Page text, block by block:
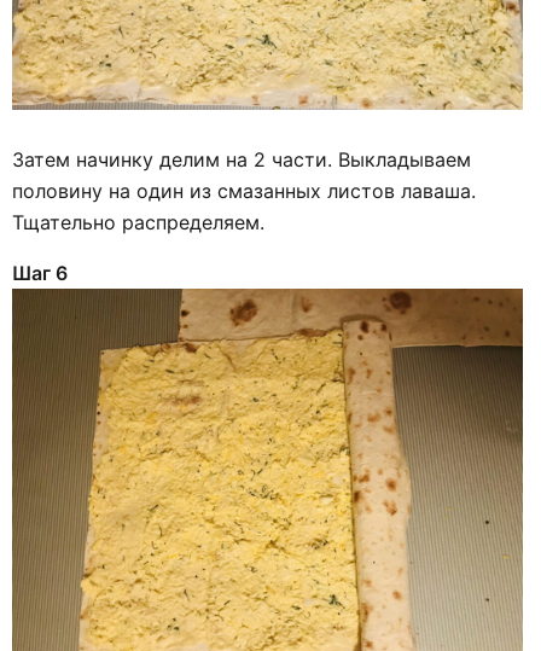
Затем начинку делим на 2 части. Выкладываем
половину на один из смазанных листов лаваша.
Тщательно распределяем.
Шаг 6